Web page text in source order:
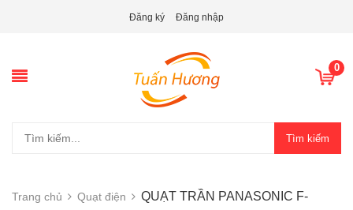
Đăng ký Đăng nhập
0
Tìm kiếm
Trang chủ Quạt điện
QUẠT TRẦN PANASONIC F-